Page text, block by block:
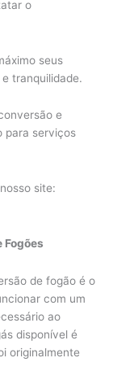
o
seus
tranquilidade.
e
para serviços
site:
de fogão é o
com um
ao
disponível é
originalmente